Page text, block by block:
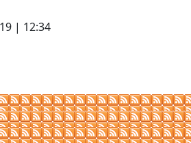
| 12:34